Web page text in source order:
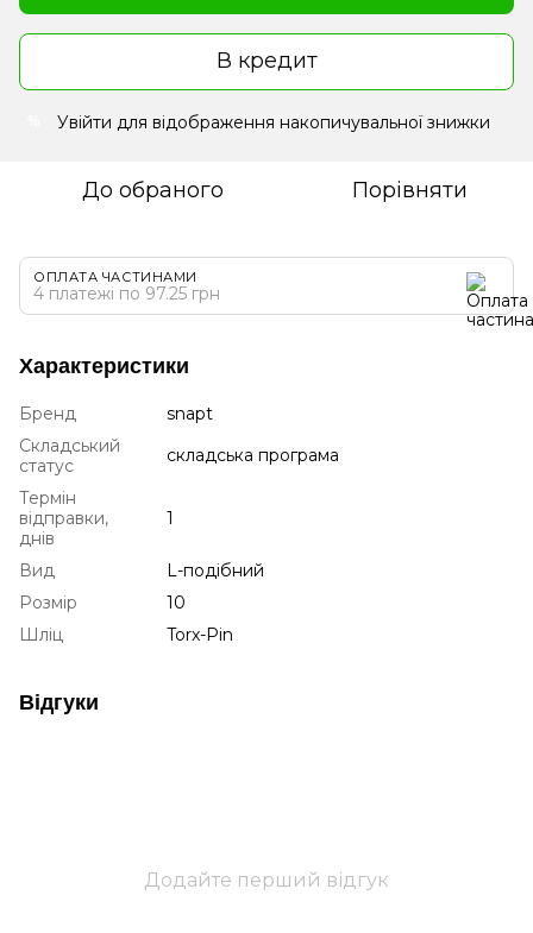
В кредит
Увійти для відображення накопичувальної знижки
До обраного Порівняти
ОПЛАТА ЧАСТИНАМИ
4 платежі по 97.25 грн
Характеристики
Бренд
snapt
Складський
статус
складська програма
Термін
відправки,
днів
1
Вид
L-подібний
Розмір
10
Шліц
Torx-Pin
Відгуки
Додайте перший відгук